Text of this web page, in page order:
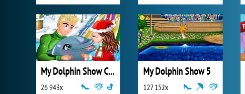
My Dolphin Show Christmas
26 943x
My Dolphin Show 5
127 152x